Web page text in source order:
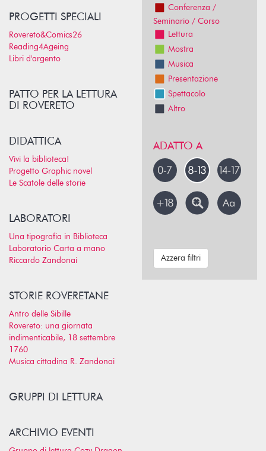
PROGETTI SPECIALI
Rovereto&Comics26
Reading4Ageing
Libri d'argento
PATTO PER LA LETTURA
DI ROVERETO
DIDATTICA
Vivi la biblioteca!
Progetto Graphic novel
Le Scatole delle storie
LABORATORI
Una tipografia in Biblioteca
Laboratorio Carta a mano
Riccardo Zandonai
STORIE ROVERETANE
Antro delle Sibille
Rovereto: una giornata
indimenticabile, 18 settembre
1760
Musica cittadina R. Zandonai
GRUPPI DI LETTURA
ARCHIVIO EVENTI
Conferenza /
Seminario / Corso
Lettura
Mostra
Musica
Presentazione
Spettacolo
Altro
ADATTO A
Azzera filtri